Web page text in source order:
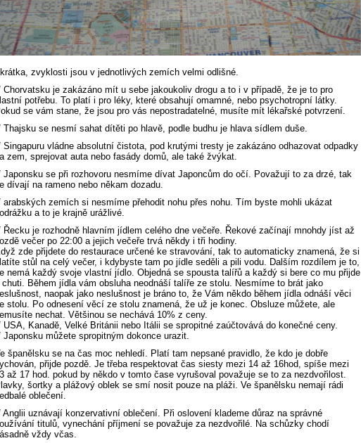
zvyklosti jsou v jednotlivých zemích velmi odlišné.
Chorvatsku je zakázáno mít u sebe jakoukoliv drogu a to i v případě, že je to pro
potřebu. To platí i pro léky, které obsahují omamné, nebo psychotropní látky.
se vám stane, že jsou pro vás nepostradatelné, musíte mít lékařské potvrzení.
Thajsku se nesmí sahat dítěti po hlavě, podle budhu je hlava sídlem duše.
Singapuru vládne absolutní čistota, pod krutými tresty je zakázáno odhazovat odpadky
zem, sprejovat auta nebo fasády domů, ale také žvýkat.
Japonsku se při rozhovoru nesmíme dívat Japoncům do očí. Považují to za drzé, tak
dívají na rameno nebo někam dozadu.
arabských zemích si nesmíme přehodit nohu přes nohu. Tím byste mohli ukázat
a to je krajně urážlivé.
Řecku je rozhodně hlavním jídlem celého dne večeře. Řekové začínají mnohdy jíst až
večer po 22:00 a jejich večeře trvá někdy i tři hodiny.
zde přijdete do restaurace určené ke stravování, tak to automaticky znamená, že si
stůl na celý večer, i kdybyste tam po jídle seděli a pili vodu. Dalším rozdílem je to,
nemá každý svoje vlastní jídlo. Objedná se spousta talířů a každý si bere co mu přijde
chuti. Během jídla vám obsluha neodnáší talíře ze stolu. Nesmíme to brát jako
naopak jako neslušnost je bráno to, že Vám někdo během jídla odnáší věci
stolu. Po odnesení věcí ze stolu znamená, že už je konec. Obsluze můžete, ale
nechat. Většinou se nechává 10% z ceny.
USA, Kanadě, Velké Británii nebo Itálii se spropitné zaúčtovává do konečné ceny.
Japonsku můžete spropitným dokonce urazit.
španělsku se na čas moc nehledí. Platí tam nepsané pravidlo, že kdo je dobře
přijde pozdě. Je třeba respektovat čas siesty mezi 14 až 16hod, spíše mezi
až 17 hod. pokud by někdo v tomto čase vyrušoval považuje se to za nezdvořilost.
šortky a plážový oblek se smí nosit pouze na pláži. Ve španělsku nemají rádi
oblečení.
Anglii uznávají konzervativní oblečení. Při oslovení klademe důraz na správné
titulů, vynechání příjmení se považuje za nezdvořilé. Na schůzky chodí
vždy včas.